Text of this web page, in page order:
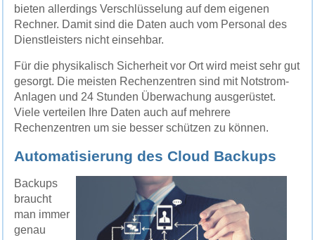
bieten allerdings Verschlüsselung auf dem eigenen
Rechner. Damit sind die Daten auch vom Personal des
Dienstleisters nicht einsehbar.
Für die physikalisch Sicherheit vor Ort wird meist sehr gut
gesorgt. Die meisten Rechenzentren sind mit Notstrom-
Anlagen und 24 Stunden Überwachung ausgerüstet.
Viele verteilen Ihre Daten auch auf mehrere
Rechenzentren um sie besser schützen zu können.
Automatisierung des Cloud Backups
Backups
braucht
man immer
genau